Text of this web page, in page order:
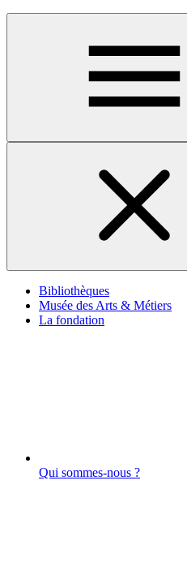
Bibliothèques
Musée des Arts & Métiers
La fondation
Qui sommes-nous ?